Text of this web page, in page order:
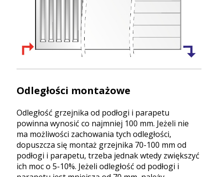
Odległości montażowe
Odległość grzejnika od podłogi i parapetu
powinna wynosić co najmniej 100 mm. Jeżeli nie
ma możliwości zachowania tych odległości,
dopuszcza się montaż grzejnika 70-100 mm od
podłogi i parapetu, trzeba jednak wtedy zwiększyć
ich moc o 5-10%. Jeżeli odległość od podłogi i